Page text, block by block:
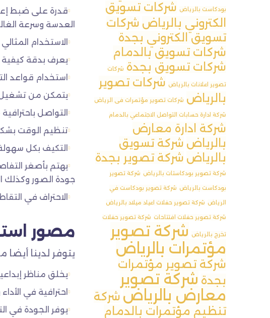
قدرة على ضبط
العدسة وسرعة
الاستخدام
يعرف بدقة كيفية
استخدام قواعد
يتمكن من تشغيل
التواصل
تنظيم الوقت
التكيف بكل
يهتم بأصغر
جودة الصور وكذلك
الاحتراف في
مصور
يتوفر لدينا أيضا
يخلق مناظر
احترافية في
يوفر الجودة في
بودكاست بالرياض شركات تسويق
الكتروني بالرياض شركات
تسويق الكتروني بجدة
شركات تسويق بالدمام
شركات تسويق بجدة شركات
تصوير اعلانات بالرياض شركات تصوير
بالرياض شركات تصوير مؤتمرات فى الرياض
شركة ادارة حسابات التواصل الاجتماعي بالدمام
شركة ادارة معارض
بالرياض شركة تسويق
بالرياض شركة تصوير بجدة
شركة تصوير بودكاستات بالرياض شركة تصوير
بودكاست بالرياض شركة تصوير بودكاست في
الرياض شركة تصوير حفلات اعياد ميلاد بالرياض
شركة تصوير حفلات افتتاحات شركة تصوير حفلات
تخرج بالرياض
شركة تصوير
مؤتمرات بالرياض
شركة تصوير مؤتمرات
بجدة شركة تصوير
معارض بالرياض شركة
تنظيم مؤتمرات بالدمام